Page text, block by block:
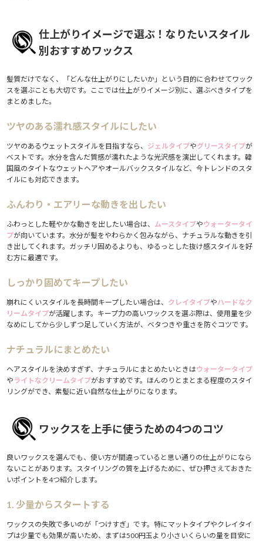
仕上がりイメージで選ぶ！なりたいスタイル
別おすすめワックス
髪質だけでなく、「どんな仕上がりにしたいか」という目的に合わせてワック
スを選ぶことも大切です。ここでは仕上がりイメージ別に、選ぶべきタイプを
まとめました。
ツヤのある濡れ感スタイルにしたい
ツヤのあるウェットスタイルを目指すなら、 ジェルタイプやグリースタイプが
ベストです。水分を含んだ質感が濡れたような光沢感を演出してくれます。韓
国風のタイトなウェットヘアやオールバックスタイルなど、今トレンドのスタ
イルにも対応できます。
ふんわり・エアリーな動きを出したい
ふわっとした軽やかな動きを出したい場合は、 ムースタイプやウォータータイ
プが向いています。水分が髪をやわらかく包みながら、ナチュラルな動きを引
き出してくれます。ガッチリ固めるよりも、ゆるっとした抜け感スタイルを好
む方に最適です。
しっかり固めてキープしたい
崩れにくいスタイルを長時間キープしたい場合は、 クレイタイプやハードなク
リームタイプが活躍します。キープ力の高いワックスを選ぶ際は、使用量を少
なめにしてから少しずつ足していく方法が、ベタつきや重さを防ぐコツです。
ナチュラルにまとめたい
ヘアスタイルを決めすぎず、ナチュラルにまとめたいときはウォータータイプ
や ライトなクリームタイプがおすすめです。ほんのりとまとまる程度のスタイ
リングができ、素髪に近い自然な仕上がりになります。
ワックスを上手に使うための4つのコツ
良いワックスを選んでも、使い方が間違っていると思い通りの仕上がりになら
ないことがあります。スタイリングの質を上げるために、ぜひ押さえておきた
いポイントを4つ紹介します。
1. 少量からスタートする
ワックスの失敗で多いのが「つけすぎ」です。特にマットタイプやクレイタイ
プは少量でも効果が高いため、まずは500円玉より小さいくらいの量を目安に